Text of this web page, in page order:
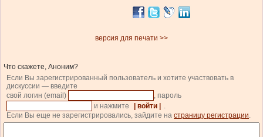
версия для печати >>
Что скажете, Аноним?
Если Вы зарегистрированный пользователь и хотите участвовать в
дискуссии — введите
свой логин (email)
, пароль
и нажмите
| войти |
.
Если Вы еще не зарегистрировались, зайдите на страницу регистрации.